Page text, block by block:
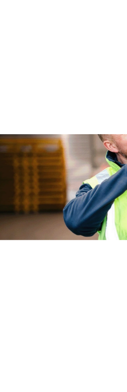
zu maßgeschneiderten Logistik-